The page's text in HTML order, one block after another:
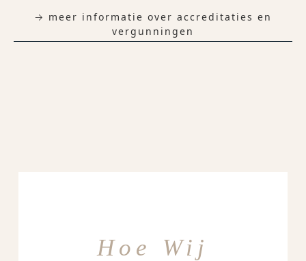
→ meer informatie over accreditaties en
vergunningen
Hoe Wij